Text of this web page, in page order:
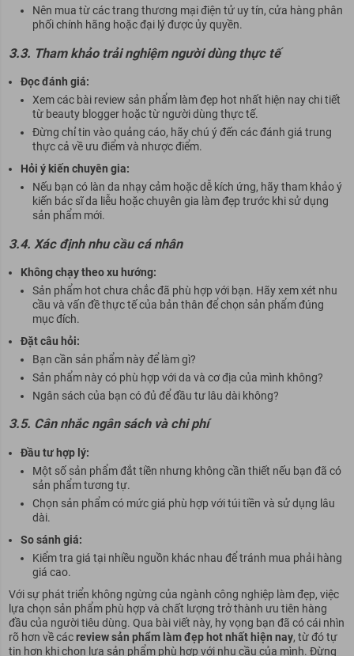
Nên mua từ các trang thương mại điện tử uy tín, cửa hàng phân
phối chính hãng hoặc đại lý được ủy quyền.
3.3. Tham khảo trải nghiệm người dùng thực tế
Đọc đánh giá:
Xem các bài review sản phẩm làm đẹp hot nhất hiện nay chi tiết
từ beauty blogger hoặc từ người dùng thực tế.
Đừng chỉ tin vào quảng cáo, hãy chú ý đến các đánh giá trung
thực cả về ưu điểm và nhược điểm.
Hỏi ý kiến chuyên gia:
Nếu bạn có làn da nhạy cảm hoặc dễ kích ứng, hãy tham khảo ý
kiến bác sĩ da liễu hoặc chuyên gia làm đẹp trước khi sử dụng
sản phẩm mới.
3.4. Xác định nhu cầu cá nhân
Không chạy theo xu hướng:
Sản phẩm hot chưa chắc đã phù hợp với bạn. Hãy xem xét nhu
cầu và vấn đề thực tế của bản thân để chọn sản phẩm đúng
mục đích.
Đặt câu hỏi:
Bạn cần sản phẩm này để làm gì?
Sản phẩm này có phù hợp với da và cơ địa của mình không?
Ngân sách của bạn có đủ để đầu tư lâu dài không?
3.5. Cân nhắc ngân sách và chi phí
Đầu tư hợp lý:
Một số sản phẩm đắt tiền nhưng không cần thiết nếu bạn đã có
sản phẩm tương tự.
Chọn sản phẩm có mức giá phù hợp với túi tiền và sử dụng lâu
dài.
So sánh giá:
Kiểm tra giá tại nhiều nguồn khác nhau để tránh mua phải hàng
giá cao.
Với sự phát triển không ngừng của ngành công nghiệp làm đẹp, việc
lựa chọn sản phẩm phù hợp và chất lượng trở thành ưu tiên hàng
đầu của người tiêu dùng. Qua bài viết này, hy vọng bạn đã có cái nhìn
rõ hơn về cácreview sản phẩm làm đẹp hot nhấthiện nay, từ đó tự
tin hơn khi chọn lựa sản phẩm phù hợp với nhu cầu của mình. Đừng